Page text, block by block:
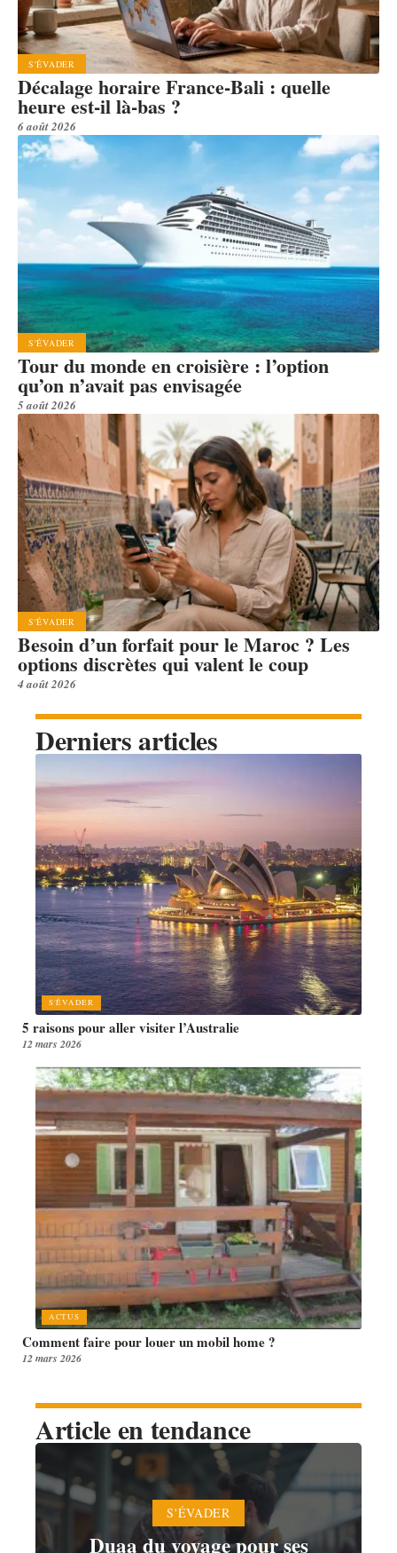
S'ÉVADER
Décalage horaire France-Bali : quelle
heure est-il là-bas ?
6 août 2026
S'ÉVADER
Tour du monde en croisière : l’option
qu’on n’avait pas envisagée
5 août 2026
S'ÉVADER
Besoin d’un forfait pour le Maroc ? Les
options discrètes qui valent le coup
4 août 2026
Derniers articles
S'ÉVADER
5 raisons pour aller visiter l’Australie
12 mars 2026
ACTUS
Comment faire pour louer un mobil home ?
12 mars 2026
Article en tendance
S'ÉVADER
Duaa du voyage pour ses